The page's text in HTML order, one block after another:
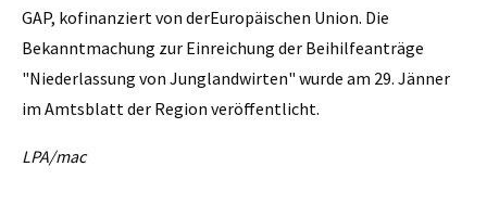
GAP, kofinanziert von derEuropäischen Union. Die
Bekanntmachung zur Einreichung der Beihilfeanträge
"Niederlassung von Junglandwirten" wurde am 29. Jänner
im Amtsblatt der Region veröffentlicht.
LPA/mac